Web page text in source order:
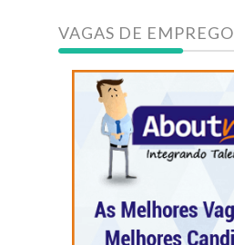
VAGAS DE EMPREGO